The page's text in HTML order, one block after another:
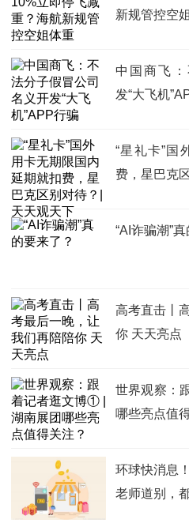
新规管控空
中国商飞
发“大飞机
“星礼卡”国
费，星巴克
“AI诈骗潮”
高考直击丨
你 天天亮点
世界观察：
哪些亮点值
环球快消息
老师道别，